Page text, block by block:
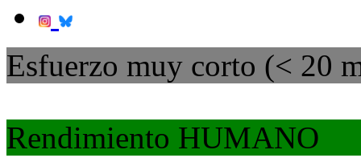
Esfuerzo muy corto (< 20
Rendimiento HUMANO